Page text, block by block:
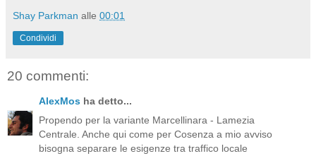
Shay Parkman alle 00:01
Condividi
20 commenti:
AlexMos ha detto...
Propendo per la variante Marcellinara - Lamezia
Centrale. Anche qui come per Cosenza a mio avviso
bisogna separare le esigenze tra traffico locale